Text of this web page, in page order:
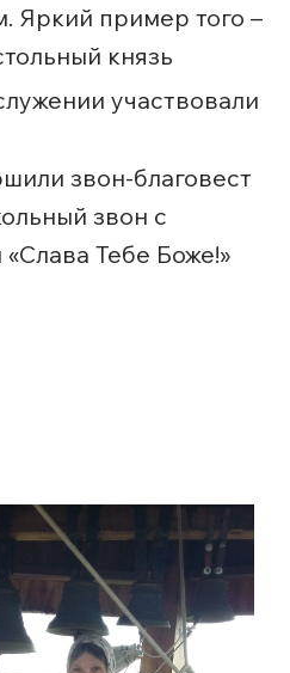
Яркий пример того –
князь
участвовали
звон-благовест
звон с
Тебе Боже!»